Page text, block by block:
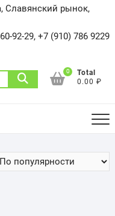
Славянский рынок,
92-29, +7 (910) 786 9229
0
Total
0.00 ₽